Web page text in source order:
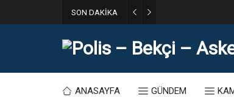
SON DAKİKA
ANASAYFA GÜNDEM